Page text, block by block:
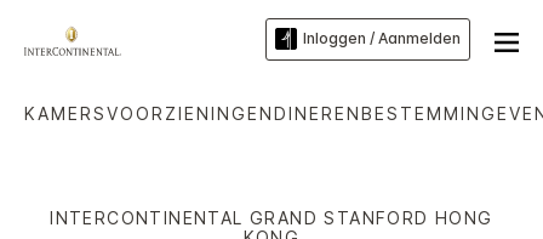
Inloggen / Aanmelden
KAMERSVOORZIENINGENDINERENBESTEMMING
INTERCONTINENTAL GRAND STANFORD HONG